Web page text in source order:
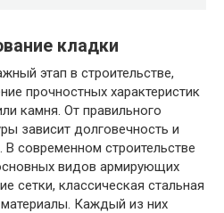
кладки
этап в строительстве,
прочностных характеристик
камня. От правильного
зависит долговечность и
современном строительстве
видов армирующих
сетки, классическая стальная
Каждый из них